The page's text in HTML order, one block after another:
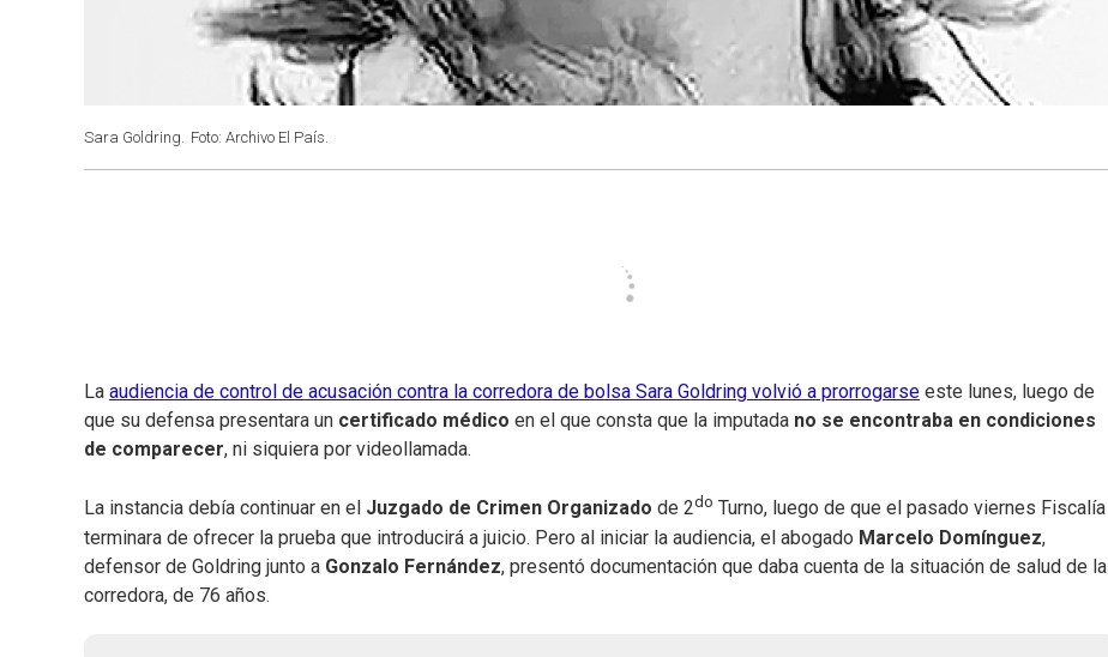
Sara Goldring. Foto: Archivo El País.
La audiencia de control de acusación contra la corredora de bolsa Sara Goldring volvió a prorrogarse este lunes, luego de
que su defensa presentara un certificado médico en el que consta que la imputada no se encontraba en condiciones
de comparecer, ni siquiera por videollamada.
La instancia debía continuar en el Juzgado de Crimen Organizado de 2do Turno, luego de que el pasado viernes Fiscalía
terminara de ofrecer la prueba que introducirá a juicio. Pero al iniciar la audiencia, el abogado Marcelo Domínguez,
defensor de Goldring junto a Gonzalo Fernández, presentó documentación que daba cuenta de la situación de salud de la
corredora, de 76 años.